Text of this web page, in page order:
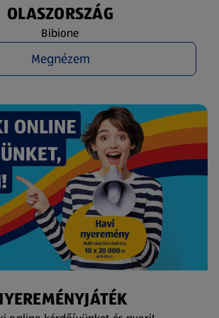
OLASZORSZÁG
Bibione
Megnézem